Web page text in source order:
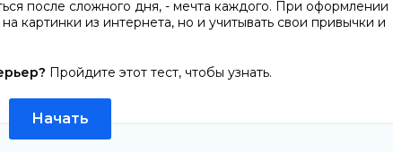
после сложного дня, - мечта каждого. При оформлении
картинки из интернета, но и учитывать свои привычки и
Пройдите этот тест, чтобы узнать.
Начать